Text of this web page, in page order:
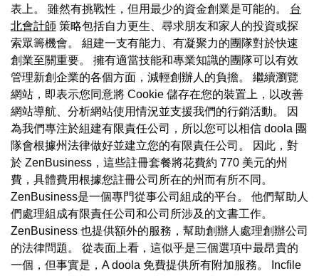
表上。 雖然有挑戰性，但用最少的資金創業是可能的。 台
北會計師 策略包括自力更生、尋求朋友和家人的投資或探
索眾籌機會。 組建一支有能力、有凝聚力的團隊對於快速
創業至關重要。 擁有適當技能和專業知識的團隊可以有效
管理新創企業的各個方面，減輕創辦人的負擔。 繼續瀏覽
網站，即表示您同意將 Cookie 儲存在您的裝置上，以改善
網站導航、分析網站使用情況並支援我們的行銷活動。 因
為我們專注於組建有限責任公司，所以您可以相信 doola 團
隊會根據州法律做好並建立您的有限責任公司。 因此，對
於 ZenBusiness，這些註冊套餐將花費約 770 美元的州
費，具體費用根據您註冊公司所在的州而有所不同。
ZenBusiness是一個專門從事公司組成的平台。 他們幫助人
們處理組成有限責任公司和公司所涉及的文書工作。
ZenBusiness 也提供額外的服務，幫助創辦人處理創辦公司
的法律問題。 從表面上看，這似乎是三個選項中最昂貴的
一個，但事實是，A doola 免費提供所有附加服務。 Incfile